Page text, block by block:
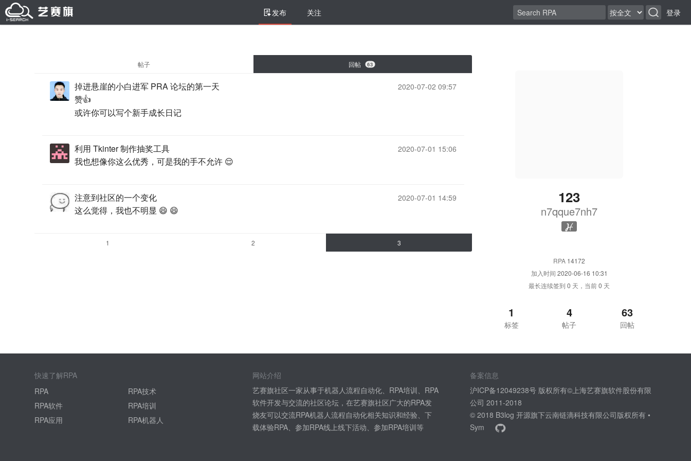
发布 关注 登录
帖子 回帖 63
掉进悬崖的小白进军 PRA 论坛的第一天 2020-07-02 09:57
赞👍
或许你可以写个新手成长日记
利用 Tkinter 制作抽奖工具 2020-07-01 15:06
我也想像你这么优秀，可是我的手不允许 😌
注意到社区的一个变化 2020-07-01 14:59
这么觉得，我也不明显 😄 😄
1 2 3
123
n7qque7nh7
RPA 14172
加入时间 2020-06-16 10:31
最长连续签到 0 天，当前0 天
1
标签
4
帖子
63
回帖
快速了解RPA
RPA
RPA技术
RPA软件
RPA培训
RPA应用
RPA机器人
网站介绍
艺赛旗社区一家从事于机器人流程自动化、RPA培训、RPA
软件开发与交流的社区论坛，在艺赛旗社区广大的RPA发
烧友可以交流RPA机器人流程自动化相关知识和经验、下
载体验RPA、参加RPA线上线下活动、参加RPA培训等
备案信息
沪ICP备12049238号 版权所有©上海艺赛旗软件股份有限
公司 2011-2018
© 2018 B3log 开源旗下云南链滴科技有限公司版权所有 •
Sym